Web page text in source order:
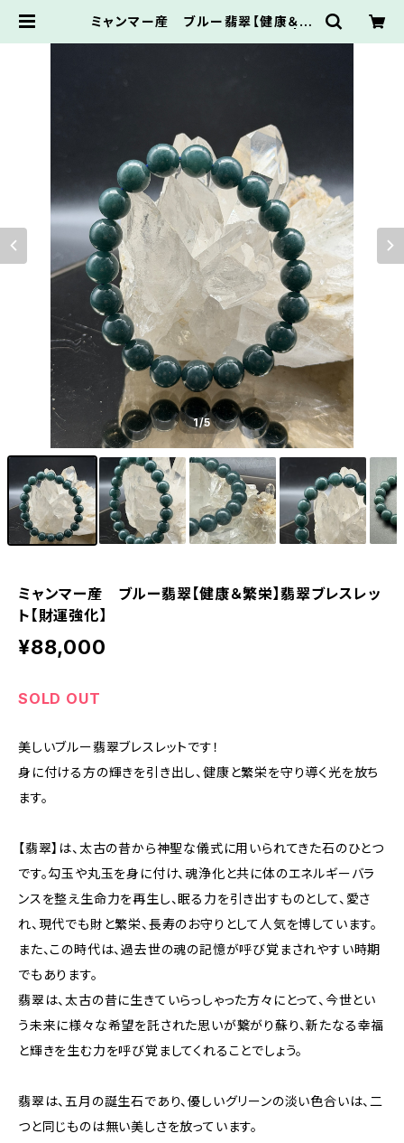
ミャンマー産 ブルー翡翠【健康＆繁
1/5
ミャンマー産 ブルー翡翠【健康＆繁栄】翡翠ブレスレッ
ト【財運強化】
¥88,000
SOLD OUT
美しいブルー翡翠ブレスレットです！
身に付ける方の輝きを引き出し、健康と繁栄を守り導く光を放ち
ます。
【翡翠】は、太古の昔から神聖な儀式に用いられてきた石のひとつ
です。勾玉や丸玉を身に付け、魂浄化と共に体のエネルギーバラ
ンスを整え生命力を再生し、眠る力を引き出すものとして、愛さ
れ、現代でも財と繁栄、長寿のお守りとして人気を博しています。
また、この時代は、過去世の魂の記憶が呼び覚まされやすい時期
でもあります。
翡翠は、太古の昔に生きていらっしゃった方々にとって、今世とい
う未来に様々な希望を託された思いが繋がり蘇り、新たなる幸福
と輝きを生む力を呼び覚ましてくれることでしょう。
翡翠は、五月の誕生石であり、優しいグリーンの淡い色合いは、二
つと同じものは無い美しさを放っています。